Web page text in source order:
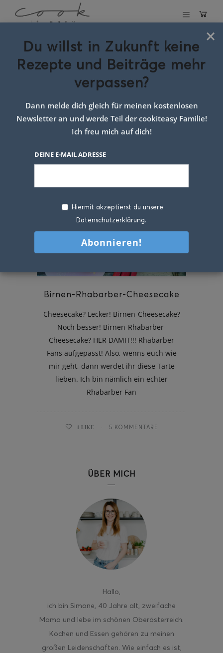
Schlagwort:
Rhabarber
cheesecake
Birnen-Rhabarber-Cheesecake
Cheesecake? Lecker! Birnen-Cheesecake?
Noch besser! Birnen-Rhabarber-
Cheesecake? HER DAMIT!!! Rhabarber
Fans aufgepasst! Also, wenns euch wie
mir geht, dann werdet ihr diese Tarte
lieben. Ich bin nämlich ein echter
Rhabarber Fan
1 LIKE 5 KOMMENTARE
ÜBER MICH
Hallo,
ich bin Simone, 40 Jahre alt, zweifache
Mama und lebe im schönen Oberösterreich.
Kochen und Essen gehören zu meinen
großen Leidenschaften. Wie einfach es ist,
×
Du willst in Zukunft keine
Rezepte und Beiträge mehr
verpassen?
Dann melde dich gleich für meinen kostenlosen
Newsletter an und werde Teil der cookiteasy Familie!
Ich freu mich auf dich!
DEINE E-MAIL ADRESSE
Hiermit akzeptierst du unsere
Datenschutzerklärung.